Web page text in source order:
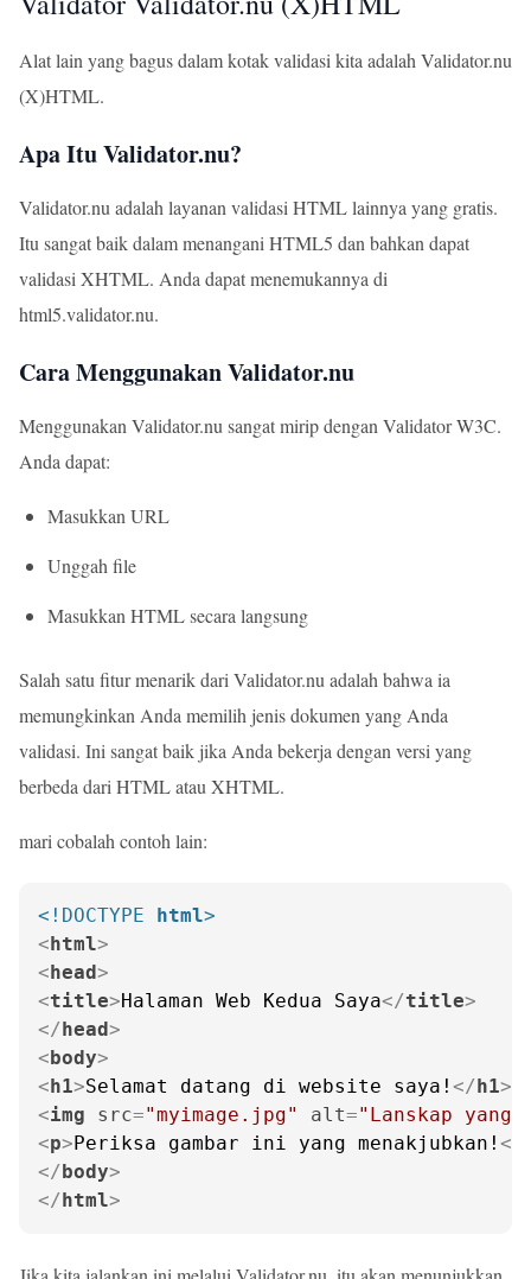
Alat lain yang bagus dalam kotak validasi kita adalah Validator.nu
(X)HTML.
Apa Itu Validator.nu?
Validator.nu adalah layanan validasi HTML lainnya yang gratis.
Itu sangat baik dalam menangani HTML5 dan bahkan dapat
validasi XHTML. Anda dapat menemukannya di
html5.validator.nu.
Cara Menggunakan Validator.nu
Menggunakan Validator.nu sangat mirip dengan Validator W3C.
Anda dapat:
Masukkan URL
Unggah file
Masukkan HTML secara langsung
Salah satu fitur menarik dari Validator.nu adalah bahwa ia
memungkinkan Anda memilih jenis dokumen yang Anda
validasi. Ini sangat baik jika Anda bekerja dengan versi yang
berbeda dari HTML atau XHTML.
mari cobalah contoh lain:
<!DOCTYPE html>
<html>
<head>
<title>Halaman Web Kedua Saya</title>
</head>
<body>
<h1>Selamat datang di website saya! </h1>
<img src="myimage.jpg" alt="Lanskap yang
<p>Periksa gambar ini yang menakjubkan! <
</body>
</html>